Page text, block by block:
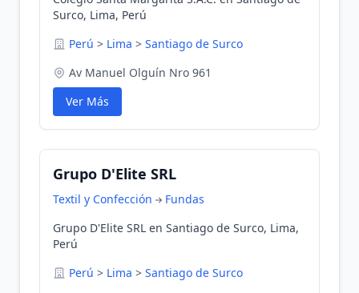
Surco, Lima, Perú
Perú > Lima > Santiago de Surco
Av Manuel Olguín Nro 961
Ver Más
Grupo D'Elite SRL
Textil y Confección
Fundas
Grupo D'Elite SRL en Santiago de Surco, Lima,
Perú
Perú > Lima > Santiago de Surco